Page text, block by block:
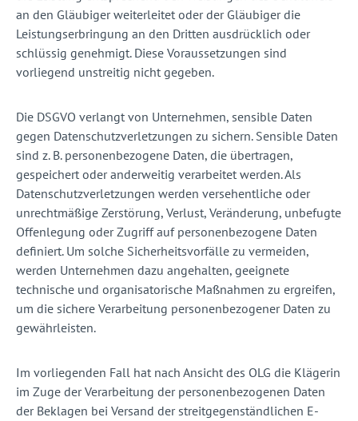
an den Gläubiger weiterleitet oder der Gläubiger die
Leistungserbringung an den Dritten ausdrücklich oder
schlüssig genehmigt. Diese Voraussetzungen sind
vorliegend unstreitig nicht gegeben.
Die DSGVO verlangt von Unternehmen, sensible Daten
gegen Datenschutzverletzungen zu sichern. Sensible Daten
sind z. B. personenbezogene Daten, die übertragen,
gespeichert oder anderweitig verarbeitet werden. Als
Datenschutzverletzungen werden versehentliche oder
unrechtmäßige Zerstörung, Verlust, Veränderung, unbefugte
Offenlegung oder Zugriff auf personenbezogene Daten
definiert. Um solche Sicherheitsvorfälle zu vermeiden,
werden Unternehmen dazu angehalten, geeignete
technische und organisatorische Maßnahmen zu ergreifen,
um die sichere Verarbeitung personenbezogener Daten zu
gewährleisten.
Im vorliegenden Fall hat nach Ansicht des OLG die Klägerin
im Zuge der Verarbeitung der personenbezogenen Daten
der Beklagen bei Versand der streitgegenständlichen E-